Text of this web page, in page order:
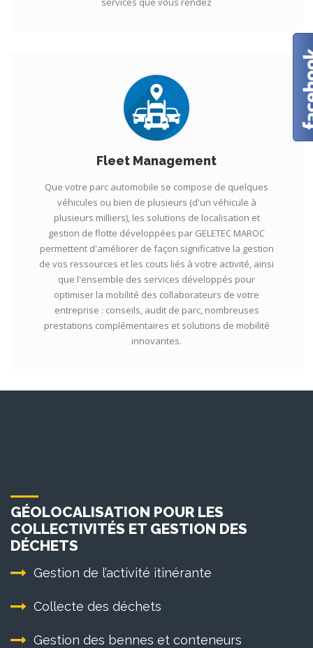
Fleet Management
Que votre parc automobile se compose de quelques
véhicules ou bien de plusieurs (d'un véhicule à
plusieurs milliers), les solutions de localisation et
gestion de flotte développées par GELETEC MAROC
permettent d'améliorer de façon significative la gestion
de vos ressources et les couts liés à votre activité, ainsi
que l'ensemble des services développés pour
optimiser la mobilité des collaborateurs de votre
entreprise : conseils, audit de parc, nombreuses
prestations complémentaires et solutions de mobilité
innovantes.
GÉOLOCALISATION POUR LES
COLLECTIVITÉS ET GESTION DES
DÉCHETS
Gestion de l’activité itinérante
Collecte des déchets
Gestion des bennes et conteneurs